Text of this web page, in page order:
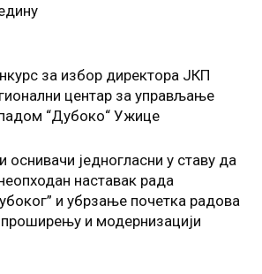
за избор директора ЈКП
центар за управљање
“Дубоко“ Ужице
оснивачи једногласни у ставу да
наставак рада
и убрзање почетка радова
и модернизацији